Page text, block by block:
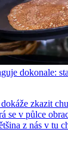
dokonale:
zkazit
se v půlce
z nás v tu